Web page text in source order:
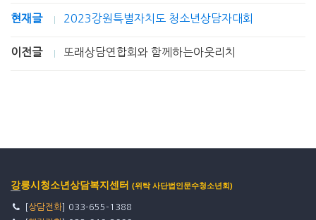
현재글 2023강원특별자치도 청소년상담자대회
이전글 또래상담연합회와 함께하는아웃리치
강릉시청소년상담복지센터 (위탁 사단법인문수청소년회)
[상담전화] 033-655-1388